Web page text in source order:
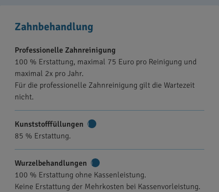
Zahnbehandlung
Professionelle Zahnreinigung
100 % Erstattung, maximal 75 Euro pro Reinigung und
maximal 2x pro Jahr.
Für die professionelle Zahnreinigung gilt die Wartezeit
nicht.
Kunststofffüllungen
85 % Erstattung.
Wurzelbehandlungen
Informationen
100 % Erstattung ohne Kassenleistung.
Keine Erstattung der Mehrkosten bei Kassenvorleistung.